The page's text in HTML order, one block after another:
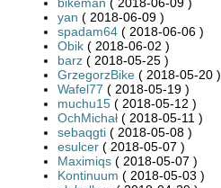
yan ( 2018-06-09 )
spadam64 ( 2018-06-06 )
Obik ( 2018-06-02 )
barz ( 2018-05-25 )
GrzegorzBike ( 2018-05-20 )
Wafel77 ( 2018-05-19 )
muchu15 ( 2018-05-12 )
OchMichał ( 2018-05-11 )
sebaqgti ( 2018-05-08 )
esulcer ( 2018-05-07 )
Maximiqs ( 2018-05-07 )
Kontinuum ( 2018-05-03 )